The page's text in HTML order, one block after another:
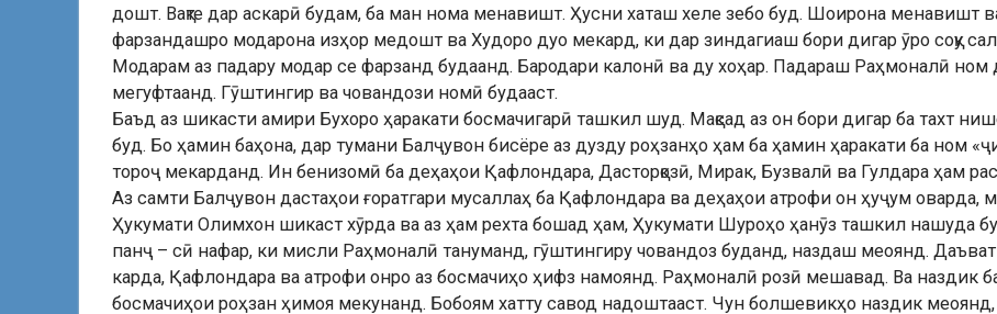
дошт. Вақте дар аскарӣ будам, ба ман нома менавишт. Ҳусни хаташ хеле зебо буд. Шоирона менавишт
фарзандашро модарона изҳор медошт ва Худоро дуо мекард, ки дар зиндагиаш бори дигар ӯро соқу
Модарам аз падару модар се фарзанд будаанд. Бародари калонӣ ва ду хоҳар. Падараш Раҳмоналӣ
мегуфтаанд. Гӯштингир ва човандози номӣ будааст.
Баъд аз шикасти амири Бухоро ҳаракати босмачигарӣ ташкил шуд. Мақсад аз он бори дигар ба тахт
буд. Бо ҳамин баҳона, дар тумани Балҷувон бисёре аз дузду роҳзанҳо ҳам ба ҳамин ҳаракати ба ном
тороҷ мекарданд. Ин бенизомӣ ба деҳаҳои Қафлондара, Дасторқозӣ, Мирак, Бузвалӣ ва Гулдара ҳам
Аз самти Балҷувон дастаҳои ғоратгари мусаллаҳ ба Қафлондара ва деҳаҳои атрофи он ҳуҷум оварда,
Ҳукумати Олимхон шикаст хӯрда ва аз ҳам рехта бошад ҳам, Ҳукумати Шуроҳо ҳанӯз ташкил нашуда
панҷ – сӣ нафар, ки мисли Раҳмоналӣ тануманд, гӯштингиру човандоз буданд, наздаш меоянд.
карда, Қафлондара ва атрофи онро аз босмачиҳо ҳифз намоянд. Раҳмоналӣ розӣ мешавад. Ва наздик
босмачиҳои роҳзан ҳимоя мекунанд. Бобоям хатту савод надоштааст. Чун болшевикҳо наздик